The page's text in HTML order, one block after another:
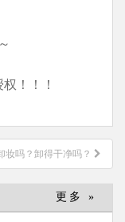
！！！
妆吗？卸得干净吗？
更多 »